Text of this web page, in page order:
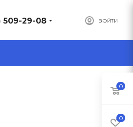
ВОЙТИ
509-29-08
0
0